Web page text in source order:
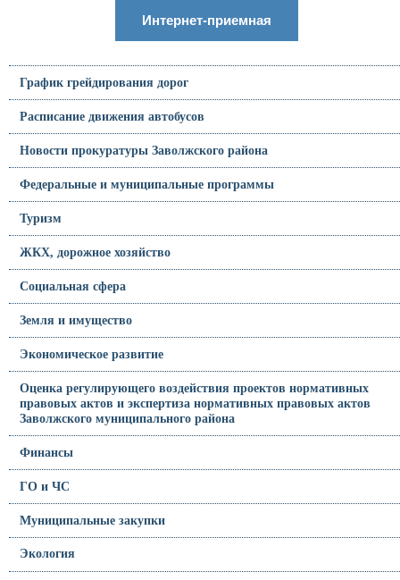
Интернет-приемная
График грейдирования дорог
Расписание движения автобусов
Новости прокуратуры Заволжского района
Федеральные и муниципальные программы
Туризм
ЖКХ, дорожное хозяйство
Социальная сфера
Земля и имущество
Экономическое развитие
Оценка регулирующего воздействия проектов нормативных
правовых актов и экспертиза нормативных правовых актов
Заволжского муниципального района
Финансы
ГО и ЧС
Муниципальные закупки
Экология